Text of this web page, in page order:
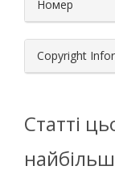
Номер
Copyright
Статті